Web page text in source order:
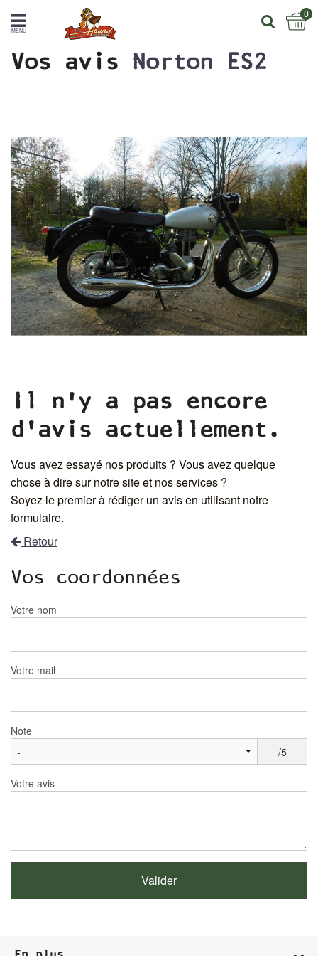
MENU
0
Vos avis Norton ES2
Il n'y a pas encore
d'avis actuellement.
Vous avez essayé nos produits ? Vous avez quelque
chose à dire sur notre site et nos services ?
Soyez le premier à rédiger un avis en utilisant notre
formulaire.
Retour
Vos coordonnées
Votre nom
Votre mail
Note
/5
Votre avis